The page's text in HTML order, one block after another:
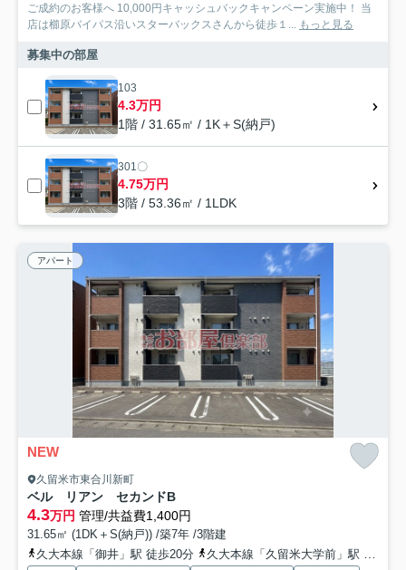
ご成約のお客様へ 10,000円キャッシュバックキャンペーン実施中！ 当
店は櫛原バイパス沿いスターバックスさんから徒歩１... もっと見る
募集中の部屋
103
4.3万円
1階 / 31.65㎡ / 1K＋S(納戸)
301〇
4.75万円
3階 / 53.36㎡ / 1LDK
アパート
NEW
久留米市東合川新町
ベル リアン セカンドB
4.3万円 管理/共益費1,400円
31.65㎡ (1DK＋S(納戸)) /築7年 /3階建
久大本線「御井」駅 徒歩20分
久大本線「久留米大学前」駅 徒歩31分